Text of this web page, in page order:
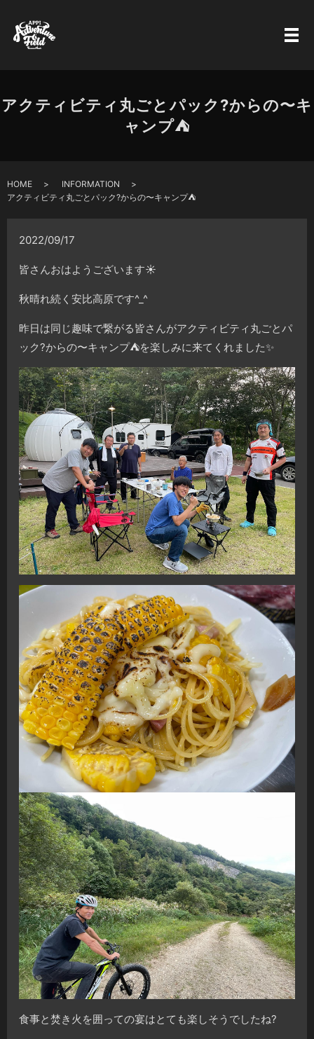
アクティビティ丸ごとパック?からの〜キ
ャンプ⛺️
HOME
INFORMATION
アクティビティ丸ごとパック?からの〜キャンプ⛺️
2022/09/17
皆さんおはようございます☀
秋晴れ続く安比高原です^_^
昨日は同じ趣味で繋がる皆さんがアクティビティ丸ごとパ
ック?からの〜キャンプ⛺️を楽しみに来てくれました✨
食事と焚き火を囲っての宴はとても楽しそうでしたね?